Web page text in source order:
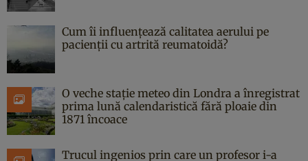
Cum îi influențează calitatea aerului pe
pacienții cu artrită reumatoidă?
O veche stație meteo din Londra a înregistrat
prima lună calendaristică fără ploaie din
1871 încoace
Trucul ingenios prin care un profesor i-a